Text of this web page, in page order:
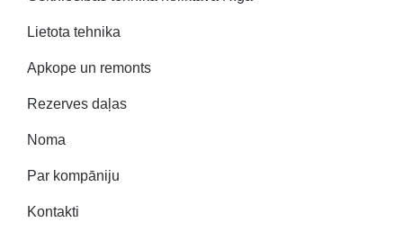
Lietota tehnika
Apkope un remonts
Rezerves daļas
Noma
Par kompāniju
Kontakti